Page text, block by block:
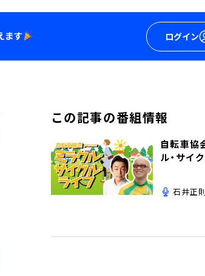
ログイン
この記事の番組情報
自転車
ル・サイ
石井正